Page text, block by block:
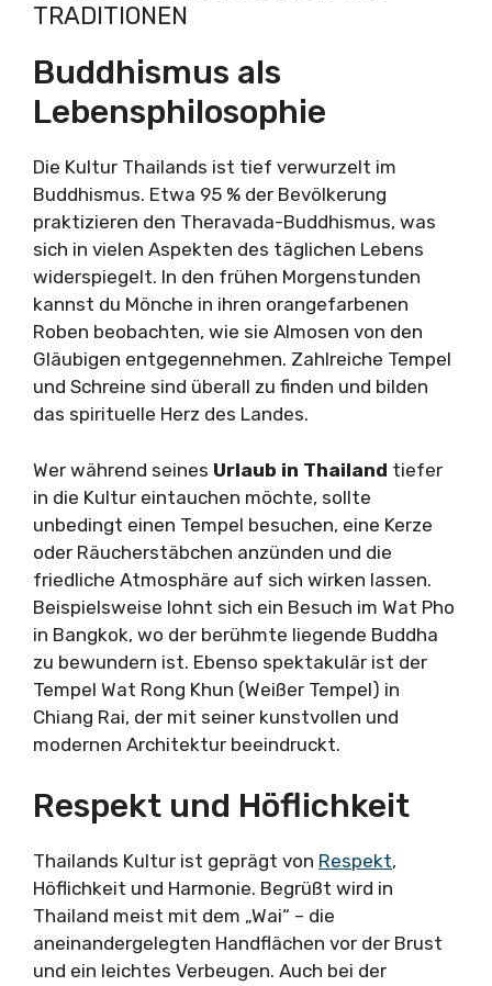
TRADITIONEN
Buddhismus als
Lebensphilosophie
Die Kultur Thailands ist tief verwurzelt im
Buddhismus. Etwa 95 % der Bevölkerung
praktizieren den Theravada-Buddhismus, was
sich in vielen Aspekten des täglichen Lebens
widerspiegelt. In den frühen Morgenstunden
kannst du Mönche in ihren orangefarbenen
Roben beobachten, wie sie Almosen von den
Gläubigen entgegennehmen. Zahlreiche Tempel
und Schreine sind überall zu finden und bilden
das spirituelle Herz des Landes.
Wer während seines Urlaub in Thailand tiefer
in die Kultur eintauchen möchte, sollte
unbedingt einen Tempel besuchen, eine Kerze
oder Räucherstäbchen anzünden und die
friedliche Atmosphäre auf sich wirken lassen.
Beispielsweise lohnt sich ein Besuch im Wat Pho
in Bangkok, wo der berühmte liegende Buddha
zu bewundern ist. Ebenso spektakulär ist der
Tempel Wat Rong Khun (Weißer Tempel) in
Chiang Rai, der mit seiner kunstvollen und
modernen Architektur beeindruckt.
Respekt und Höflichkeit
Thailands Kultur ist geprägt von Respekt,
Höflichkeit und Harmonie. Begrüßt wird in
Thailand meist mit dem „Wai“ – die
aneinandergelegten Handflächen vor der Brust
und ein leichtes Verbeugen. Auch bei der